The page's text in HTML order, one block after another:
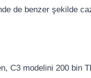
de benzer şekilde
C3 modelini 200 bin